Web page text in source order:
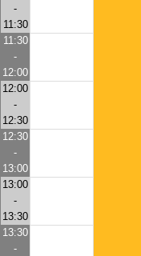
-
11:30
11:30
-
12:00
12:00
-
12:30
12:30
-
13:00
13:00
-
13:30
13:30
-